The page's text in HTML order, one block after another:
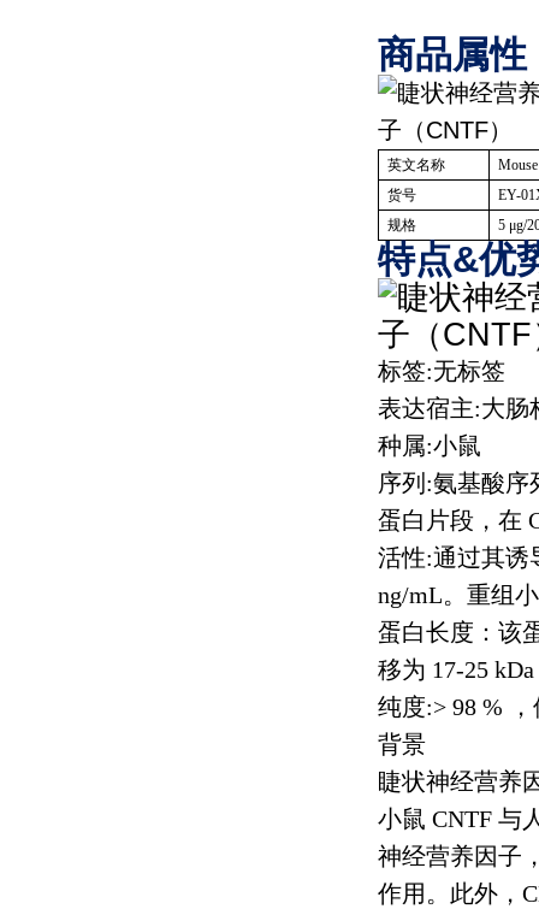
商品属性
英文名称
货号
EY-
规格
5 μg/
特点&优
标签:无标签
表达宿主:大肠
种属:小鼠
序列 :氨基酸序
蛋白片段，在
活性:通过其诱
ng/mL。重组
蛋白长度：该
移为 17-25 kDa
纯度:> 98 %
背景
睫状神经营养
小鼠 CNTF 与
神经营养因子
作用。此外，